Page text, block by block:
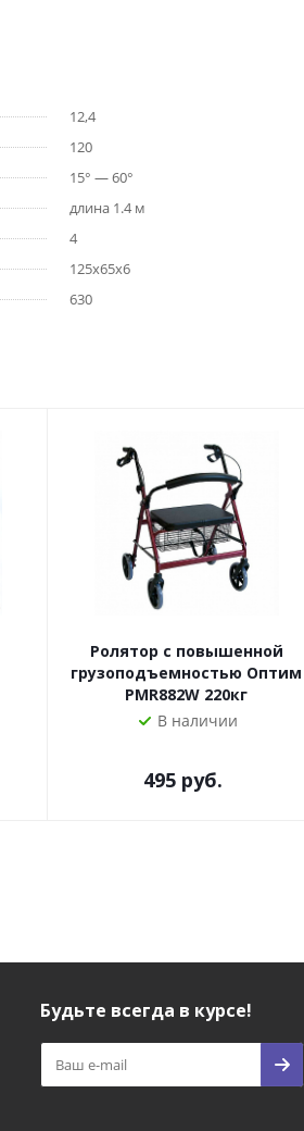
12,4
120
15° — 60°
длина 1.4 м
4
125х65х6
630
Ролятор с повышенной
грузоподъемностью Оптим
PMR882W 220кг
В наличии
495руб.
Будьте всегда в курсе!